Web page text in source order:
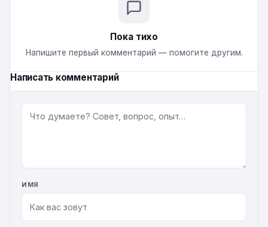
Пока тихо
Напишите первый комментарий — помогите другим.
Написать комментарий
КОММЕНТАРИЙ
ИМЯ